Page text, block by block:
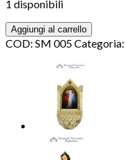
1 disponibili
Aggiungi al carrello
COD: SM 005Categoria: